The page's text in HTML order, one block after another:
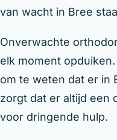
van wacht in Bree
Onverwachte
elk moment
om te weten dat er in
zorgt dat er altijd een
voor dringende hulp.